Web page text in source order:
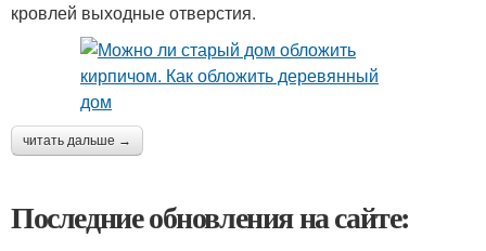
кровлей выходные отверстия.
читать дальше →
Последние обновления на сайте: